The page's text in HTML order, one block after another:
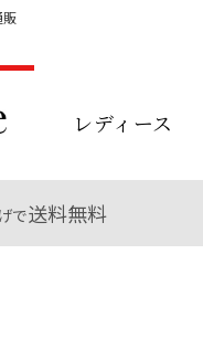
販
レディース
で送料無料